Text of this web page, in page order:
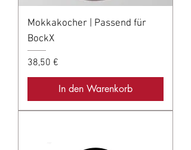
Mokkakocher | Passend für
BockX
Preis
38,50 €
In den Warenkorb